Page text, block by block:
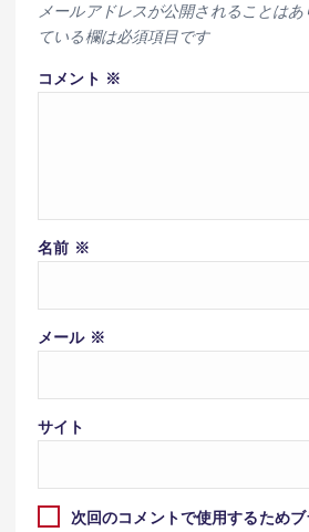
メールアドレスが公開されることはあ
ている欄は必須項目です
コメント ※
名前 ※
メール ※
サイト
次回のコメントで使用するため